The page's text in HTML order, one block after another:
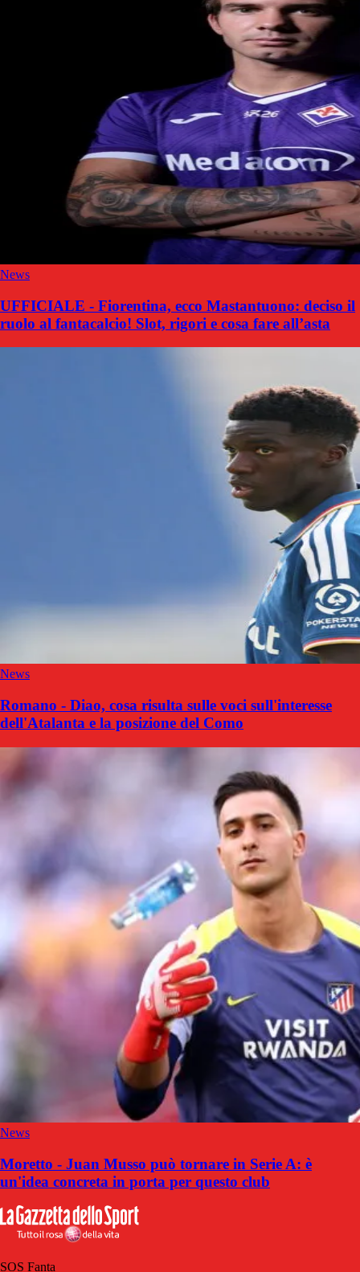
News
UFFICIALE - Fiorentina, ecco Mastantuono: deciso il
ruolo al fantacalcio! Slot, rigori e cosa fare all’asta
News
Romano - Diao, cosa risulta sulle voci sull'interesse
dell'Atalanta e la posizione del Como
News
Moretto - Juan Musso può tornare in Serie A: è
un'idea concreta in porta per questo club
SOS Fanta